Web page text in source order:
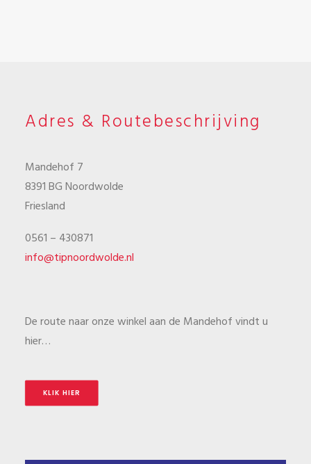
Adres & Routebeschrijving
Mandehof 7
8391 BG Noordwolde
Friesland
0561 – 430871
info@tipnoordwolde.nl
De route naar onze winkel aan de Mandehof vindt u
hier…
KLIK HIER